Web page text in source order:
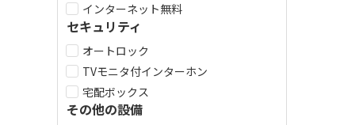
インターネット無料
セキュリティ
オートロック
TVモニタ付インターホン
宅配ボックス
その他の設備